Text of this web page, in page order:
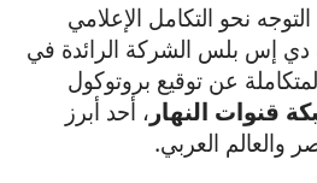
نحو التكامل الإعلامي
دي إس بلس الشركة الرائدة في
عن توقيع بروتوكول
قنوات النهار ، أحد أبرز
والعالم العربي.